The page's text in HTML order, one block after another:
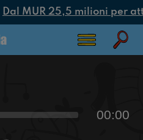
Dal MUR 25,5 milioni per
00:00